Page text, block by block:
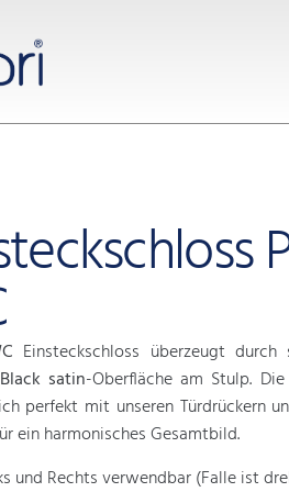
Einsteckschloss überzeugt
Black satin-Oberfläche am Stulp.
perfekt mit unseren Türdrückern
ein harmonisches Gesamtbild.
und Rechts verwendbar (Falle ist